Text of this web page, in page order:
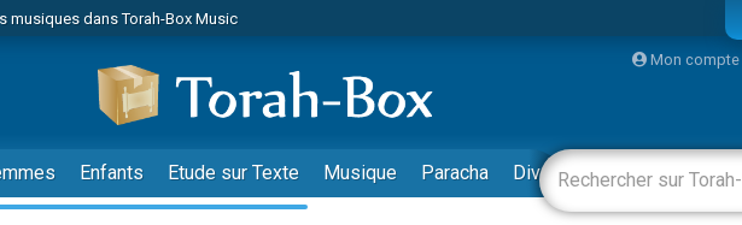
musiques dans Torah-Box Music
viennent de faire un don pour Diane, 80 ans, dans un appartement insalubre
radio : Visions de grandeur n°104 : Le Chabbath et le Birkat Hamazone à travers le temps
viennent de demander une bénédiction
viennent de faire un don pour Sauvez la jambe de Yohan
Mon compte
Enfants Etude sur Texte Musique Paracha Divertissements Livres